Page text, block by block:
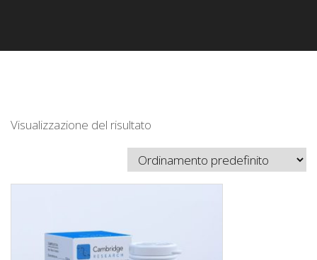
Visualizzazione del risultato